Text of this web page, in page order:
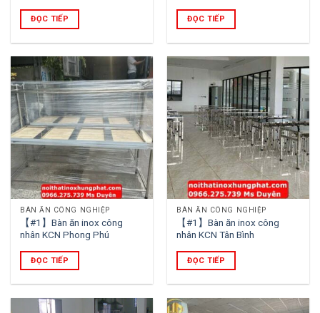
ĐỌC TIẾP ĐỌC TIẾP
BÀN ĂN CÔNG NGHIỆP
【#1】Bàn ăn inox công
nhân KCN Phong Phú
ĐỌC TIẾP
BÀN ĂN CÔNG NGHIỆP
【#1】Bàn ăn inox công
nhân KCN Tân Bình
ĐỌC TIẾP